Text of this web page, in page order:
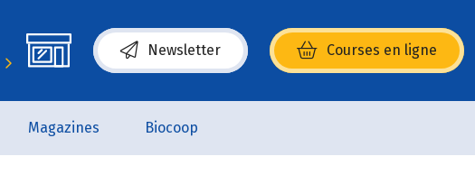
Newsletter Courses en ligne
(s’ouvre dans une nouvelle fenêtre)
Magazines Biocoop